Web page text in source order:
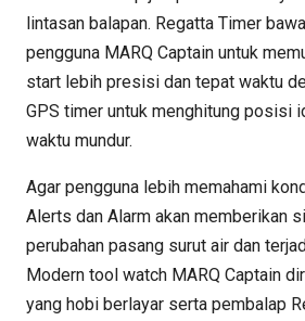
lintasan balapan. Regatta Timer
pengguna MARQ Captain untuk
start lebih presisi dan tepat waktu
GPS timer untuk menghitung posisi
waktu mundur.
Agar pengguna lebih memahami
Alerts dan Alarm akan memberikan
perubahan pasang surut air dan
Modern tool watch MARQ Captain
yang hobi berlayar serta pembalap